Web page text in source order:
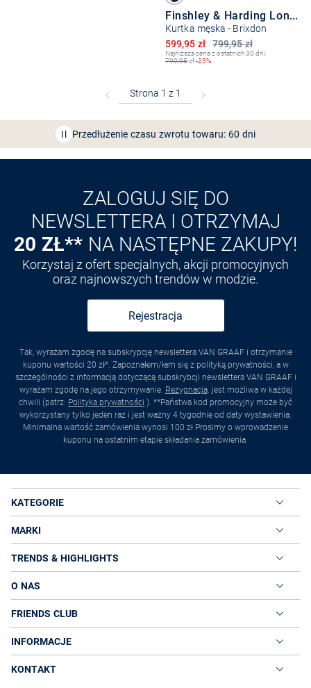
Finshley & Harding London
Kurtka męska - Brixdon
799,95 zł
Obniżona cena
599,95 zł
Najniższa cena z ostatnich 30 dni:
799,95zł-25%
Bezpłatna dostawa z Friends
Przedłużenie czasu zwrotu towaru: 60 dni
Odkryj aplikację VANGRAAF
ZALOGUJ SIĘ DO
NEWSLETTERA I OTRZYMAJ
20 ZŁ** NA NASTĘPNE ZAKUPY!
Korzystaj z ofert specjalnych, akcji promocyjnych
oraz najnowszych trendów w modzie.
Rejestracja
Tak, wyrażam zgodę na subskrypcję newslettera VAN GRAAF i otrzymanie
kuponu wartości 20 zł*. Zapoznałem/łam się z polityką prywatności, a w
szczególności z informacją dotyczącą subskrybcji newslettera VAN GRAAF i
wyrażam zgodę na jego otrzymywanie. Rezygnacja. jest możliwa w każdej
chwili (patrz: Polityka prywatności ). **Państwa kod promocyjny może być
wykorzystany tylko jeden raz i jest ważny 4 tygodnie od daty wystawienia.
Minimalna wartość zamówienia wynosi 100 zł Prosimy o wprowadzenie
kuponu na ostatnim etapie składania zamówienia.
KATEGORIE
MARKI
TRENDS & HIGHLIGHTS
O NAS
FRIENDS CLUB
INFORMACJE
KONTAKT